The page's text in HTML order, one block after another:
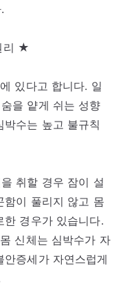
리 ★
있다고 합니다. 일
을 얕게 쉬는 성향
수는 높고 불규칙
취할 경우 잠이 설
함이 풀리지 않고 몸
경우가 있습니다.
신체는 심박수가 자
증세가 자연스럽게